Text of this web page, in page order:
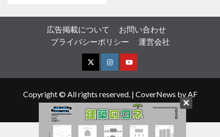
広告掲載について
お問い合わせ
プライバシーポリシー
運営会社
X
I
s
t
Y
u
T
Copyright © All rights reserved. | CoverNews by AF
themes.